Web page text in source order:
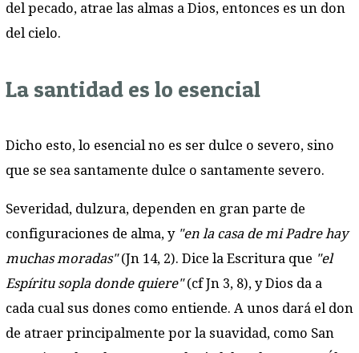
del pecado, atrae las almas a Dios, entonces es un don
del cielo.
La santidad es lo esencial
Dicho esto, lo esencial no es ser dulce o severo, sino
que se sea santamente dulce o santamente severo.
Severidad, dulzura, dependen en gran parte de
configuraciones de alma, y "en la casa de mi Padre hay
muchas moradas"(Jn 14, 2). Dice la Escritura que "el
Espíritu sopla donde quiere"(cf Jn 3, 8), y Dios da a
cada cual sus dones como entiende. A unos dará el don
de atraer principalmente por la suavidad, como San